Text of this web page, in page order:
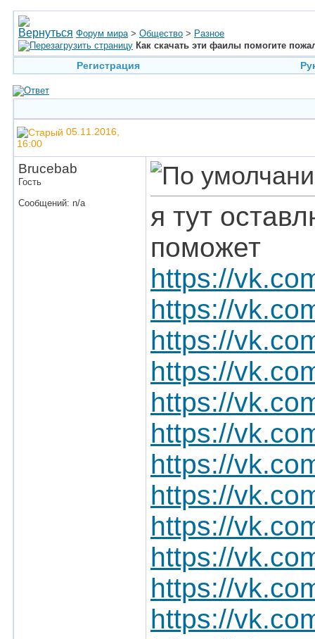
Форум мира > Общество > Разное
Как скачать эти фаилы помогите
Регистрация
05.11.2016,
16:00
Brucebab
Гость
Сообщений: n/a
я тут
поможет
https://
https://
https://
https://
https://
https://
https://
https://
https://
https://
https://
https://